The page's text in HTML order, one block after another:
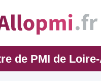
de PMI de